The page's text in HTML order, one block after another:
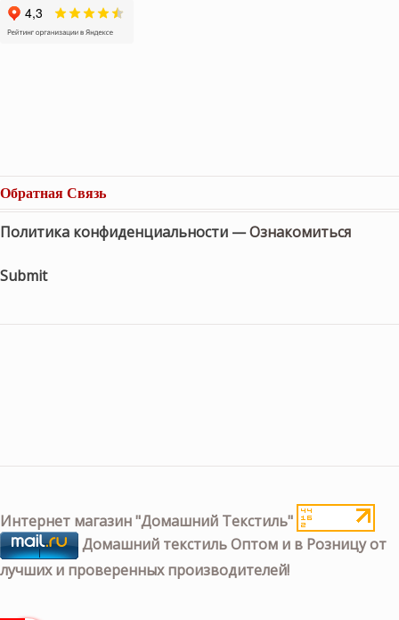
Обратная Связь
Политика конфиденциальности —Ознакомиться
Submit
Интернет магазин "Домашний Текстиль"
Домашний текстиль Оптом и в Розницу от
лучших и проверенных производителей!